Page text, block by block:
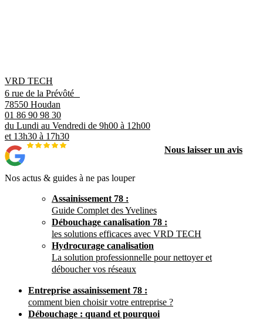
VRD TECH
6 rue de la Prévôté
78550 Houdan
01 86 90 98 30
du Lundi au Vendredi de 9h00 à 12h00
et 13h30 à 17h30
Nous laisser un avis
Nos actus & guides à ne pas louper
Assainissement 78 :
Guide Complet des Yvelines
Débouchage canalisation 78 :
les solutions efficaces avec VRD TECH
Hydrocurage canalisation
La solution professionnelle pour nettoyer et
déboucher vos réseaux
Entreprise assainissement 78 :
comment bien choisir votre entreprise ?
Débouchage : quand et pourquoi